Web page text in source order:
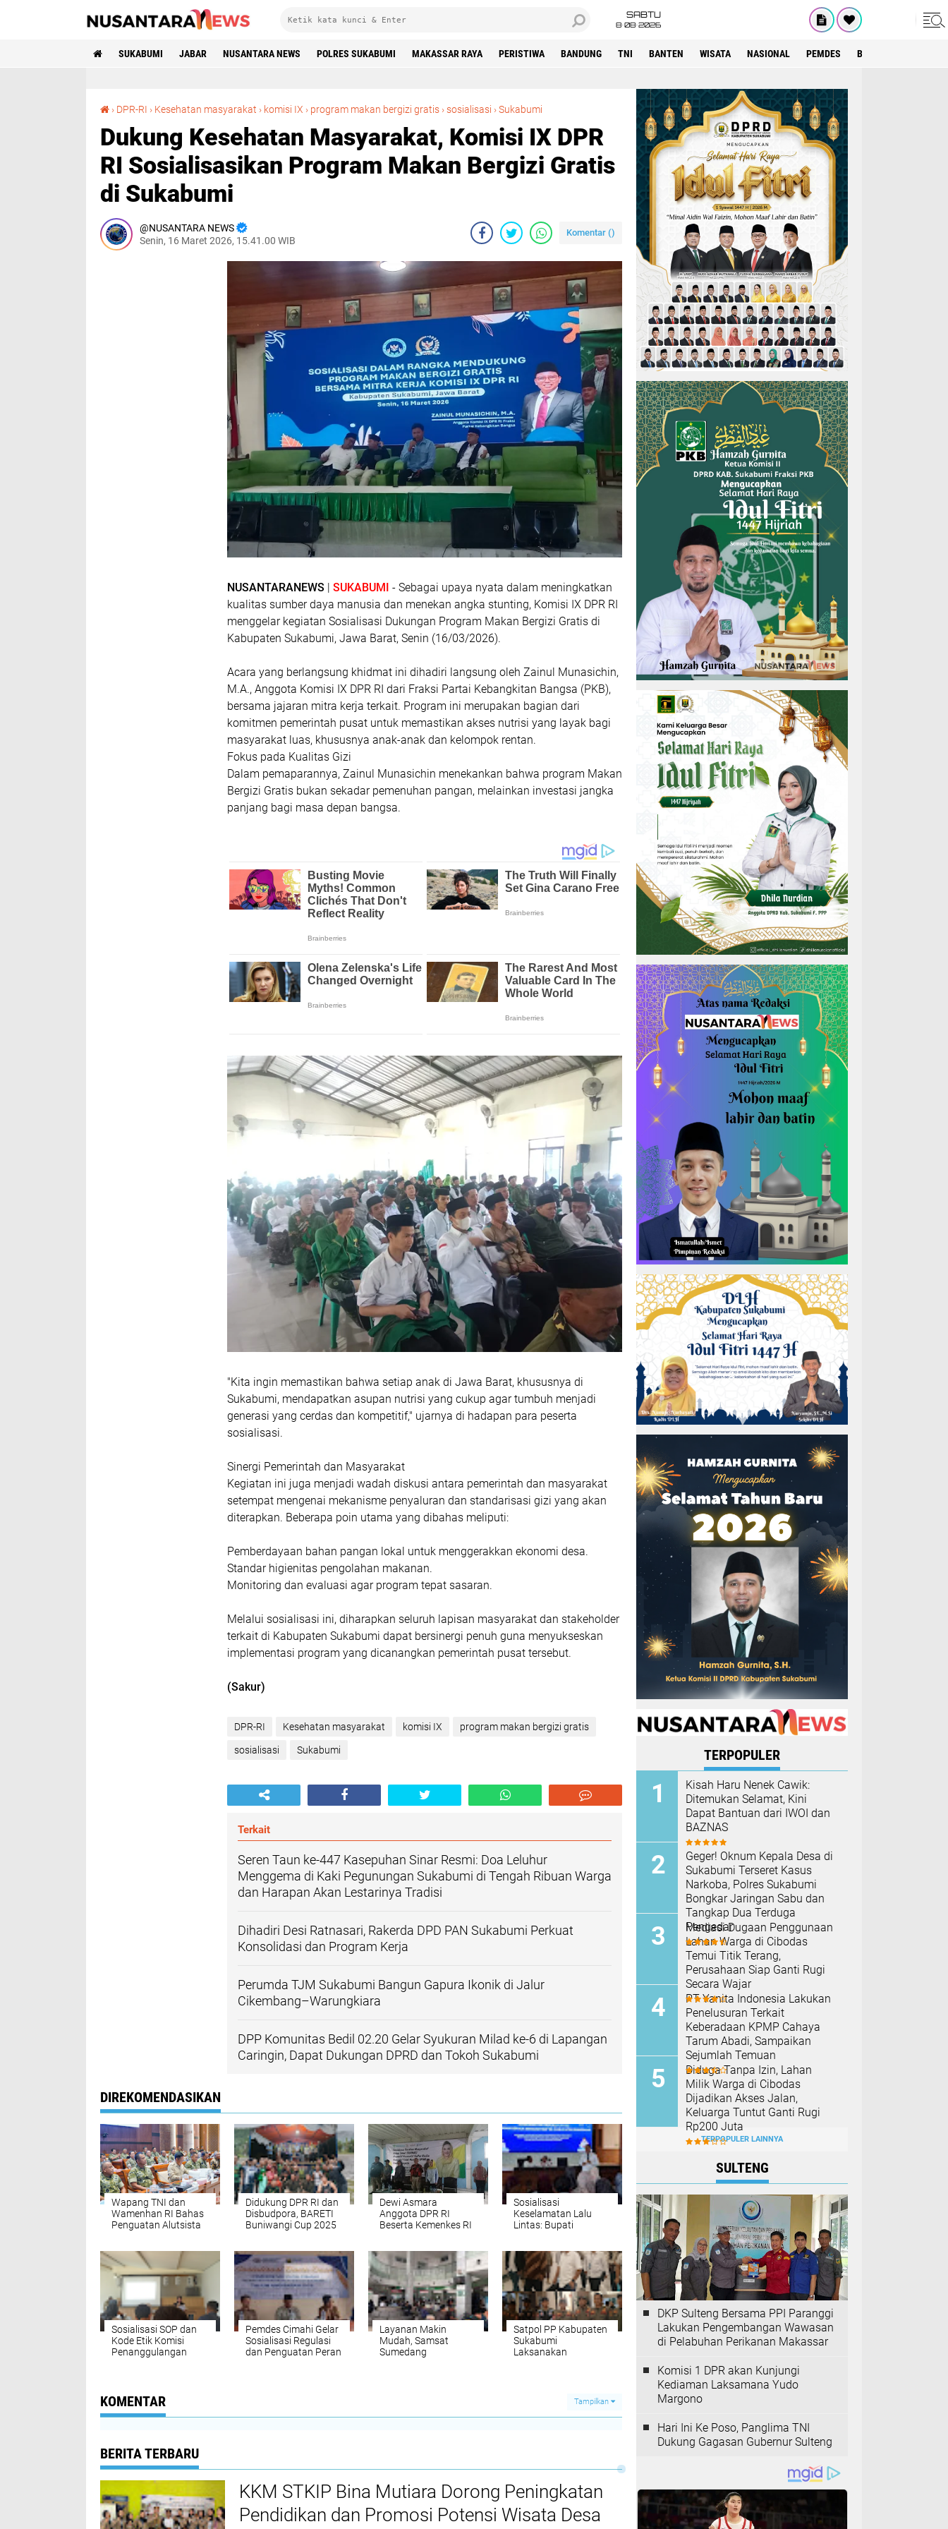
SABTU
8•08•2026
SUKABUMI JABAR NUSANTARA NEWS POLRES SUKABUMI MAKASSAR RAYA PERISTIWA BANDUNG TNI BANTEN WISATA NASIONAL PEMDES BOGOR
› DPR-RI › Kesehatan masyarakat › komisi IX › program makan bergizi gratis ›sosialisasi ›Sukabumi
Dukung Kesehatan Masyarakat, Komisi IX DPR
RI Sosialisasikan Program Makan Bergizi Gratis
di Sukabumi
NUSANTARA NEWS
Senin, 16 Maret 2026, 15.41.00 WIB
Komentar ()
NUSANTARANEWS | ​ SUKABUMI - Sebagai upaya nyata dalam meningkatkan
kualitas sumber daya manusia dan menekan angka stunting, Komisi IX DPR RI
menggelar kegiatan Sosialisasi Dukungan Program Makan Bergizi Gratis di
Kabupaten Sukabumi, Jawa Barat, Senin (16/03/2026).
​Acara yang berlangsung khidmat ini dihadiri langsung oleh Zainul Munasichin,
M.A., Anggota Komisi IX DPR RI dari Fraksi Partai Kebangkitan Bangsa (PKB),
bersama jajaran mitra kerja terkait. Program ini merupakan bagian dari
komitmen pemerintah pusat untuk memastikan akses nutrisi yang layak bagi
masyarakat luas, khususnya anak-anak dan kelompok rentan.
​Fokus pada Kualitas Gizi
​Dalam pemaparannya, Zainul Munasichin menekankan bahwa program Makan
Bergizi Gratis bukan sekadar pemenuhan pangan, melainkan investasi jangka
panjang bagi masa depan bangsa.
​"Kita ingin memastikan bahwa setiap anak di Jawa Barat, khususnya di
Sukabumi, mendapatkan asupan nutrisi yang cukup agar tumbuh menjadi
generasi yang cerdas dan kompetitif," ujarnya di hadapan para peserta
sosialisasi.
​Sinergi Pemerintah dan Masyarakat
​Kegiatan ini juga menjadi wadah diskusi antara pemerintah dan masyarakat
setempat mengenai mekanisme penyaluran dan standarisasi gizi yang akan
diterapkan. Beberapa poin utama yang dibahas meliputi:
​Pemberdayaan bahan pangan lokal untuk menggerakkan ekonomi desa.
​Standar higienitas pengolahan makanan.
​Monitoring dan evaluasi agar program tepat sasaran.
​Melalui sosialisasi ini, diharapkan seluruh lapisan masyarakat dan stakeholder
terkait di Kabupaten Sukabumi dapat bersinergi penuh guna menyukseskan
implementasi program yang dicanangkan pemerintah pusat tersebut.
(Sakur)
DPR-RI Kesehatan masyarakat komisi IX program makan bergizi gratis
sosialisasi Sukabumi
Terkait
Seren Taun ke-447 Kasepuhan Sinar Resmi: Doa Leluhur
Menggema di Kaki Pegunungan Sukabumi di Tengah Ribuan Warga
dan Harapan Akan Lestarinya Tradisi
Dihadiri Desi Ratnasari, Rakerda DPD PAN Sukabumi Perkuat
Konsolidasi dan Program Kerja
Perumda TJM Sukabumi Bangun Gapura Ikonik di Jalur
Cikembang–Warungkiara
DPP Komunitas Bedil 02.20 Gelar Syukuran Milad ke-6 di Lapangan
Caringin, Dapat Dukungan DPRD dan Tokoh Sukabumi
DIREKOMENDASIKAN
Wapang TNI dan
Wamenhan RI Bahas
Penguatan Alutsista
Didukung DPR RI dan
Disbudpora, BARETI
Buniwangi Cup 2025
Tampil sebagai Juara
Dewi Asmara
Anggota DPR RI
Beserta Kemenkes RI
Sosialisasi
Keselamatan Lalu
Lintas: Bupati
Bawa Motor ke
Sekolah
Sosialisasi SOP dan
Kode Etik Komisi
Penanggulangan
Pemdes Cimahi Gelar
Sosialisasi Regulasi
dan Penguatan Peran
Layanan Makin
Mudah, Samsat
Sumedang
Satpol PP Kabupaten
Sukabumi
Laksanakan
KOMENTAR Tampilkan
BERITA TERBARU
KKM STKIP Bina Mutiara Dorong Peningkatan
Pendidikan dan Promosi Potensi Wisata Desa
TERPOPULER
Kisah Haru Nenek Cawik:
Ditemukan Selamat, Kini
Dapat Bantuan dari IWOI dan
BAZNAS
Geger! Oknum Kepala Desa di
Sukabumi Terseret Kasus
Narkoba, Polres Sukabumi
Bongkar Jaringan Sabu dan
Tangkap Dua Terduga
Pengedar
Mediasi Dugaan Penggunaan
Lahan Warga di Cibodas
Temui Titik Terang,
Perusahaan Siap Ganti Rugi
Secara Wajar
PT Yanita Indonesia Lakukan
Penelusuran Terkait
Keberadaan KPMP Cahaya
Tarum Abadi, Sampaikan
Sejumlah Temuan
Diduga Tanpa Izin, Lahan
Milik Warga di Cibodas
Dijadikan Akses Jalan,
Keluarga Tuntut Ganti Rugi
Rp200 Juta
TERPOPULER LAINNYA
SULTENG
DKP Sulteng Bersama PPI Paranggi
Lakukan Pengembangan Wawasan
di Pelabuhan Perikanan Makassar
Komisi 1 DPR akan Kunjungi
Kediaman Laksamana Yudo
Margono
Hari Ini Ke Poso, Panglima TNI
Dukung Gagasan Gubernur Sulteng